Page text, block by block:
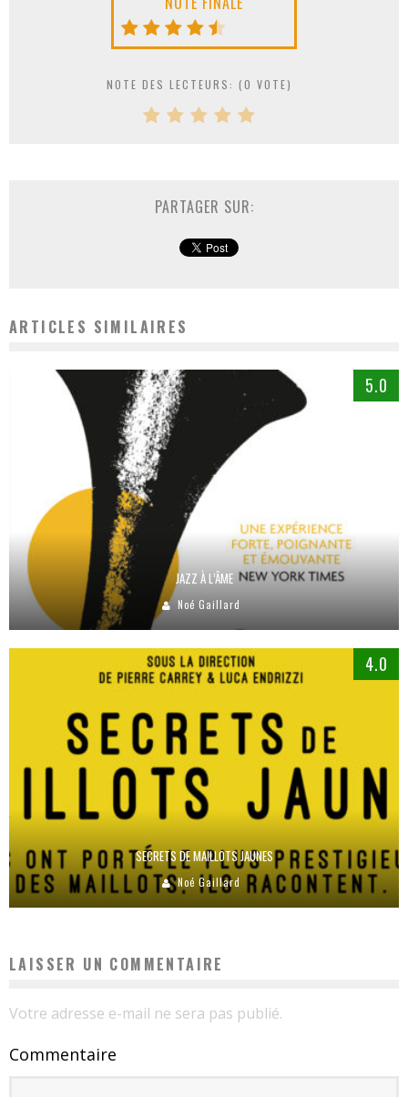
NOTE DES LECTEURS: (0 VOTE)
PARTAGER SUR:
ARTICLES SIMILAIRES
5.0
JAZZ À L’ÂME
Noé Gaillard
4.0
SECRETS DE MAILLOTS JAUNES
Noé Gaillard
LAISSER UN COMMENTAIRE
Votre adresse e-mail ne sera pas publié.
Commentaire